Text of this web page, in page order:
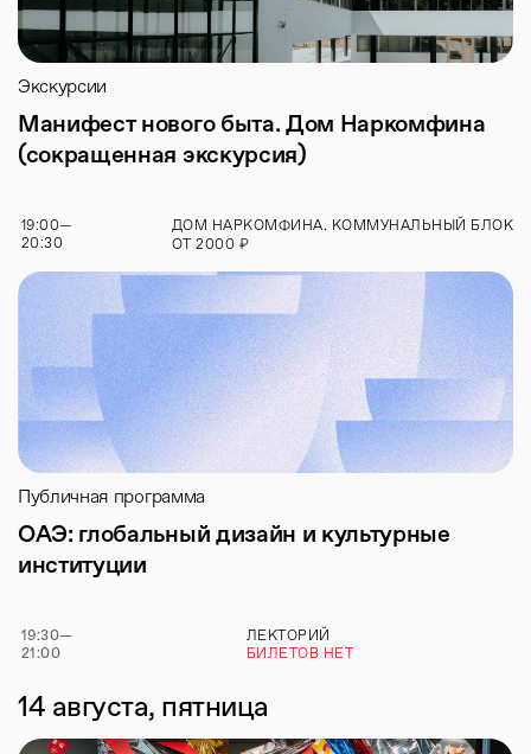
Экскурсии
Манифест нового быта. Дом Наркомфина
(сокращенная экскурсия)
19:00—
20:30
ДОМ НАРКОМФИНА. КОММУНАЛЬНЫЙ БЛОК
ОТ2000 ₽
Публичная программа
ОАЭ: глобальный дизайн и культурные
институции
19:30—
21:00
ЛЕКТОРИЙ
БИЛЕТОВ НЕТ
14 августа, пятница